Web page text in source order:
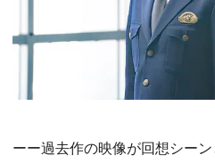
ーー過去作の映像が回想シー